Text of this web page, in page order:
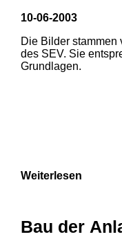
10-06-2003
Die Bilder stammen
des SEV. Sie
Grundlagen.
Weiterlesen
Bau der